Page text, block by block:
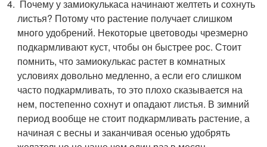
Почему у замиокулькаса начинают желтеть и сохнуть
листья? Потому что растение получает слишком
много удобрений. Некоторые цветоводы чрезмерно
подкармливают куст, чтобы он быстрее рос. Стоит
помнить, что замиокулькас растет в комнатных
условиях довольно медленно, а если его слишком
часто подкармливать, то это плохо сказывается на
нем, постепенно сохнут и опадают листья. В зимний
период вообще не стоит подкармливать растение, а
начиная с весны и заканчивая осенью удобрять